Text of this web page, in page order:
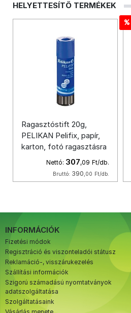
HELYETTESÍTŐ TERMÉKEK
Ragasztóstift 20g,
PELIKAN Pelifix, papír,
karton, fotó ragasztásra
Nettó: 307,09 Ft/db.
Bruttó: 390,00 Ft/db.
INFORMÁCIÓK
Fizetési módok
Regisztráció és viszonteladói státusz
Reklamáció-, visszárukezelés
Szállítási információk
Szigorú számadású nyomtatványok
adatszolgáltatása
Szolgáltatásaink